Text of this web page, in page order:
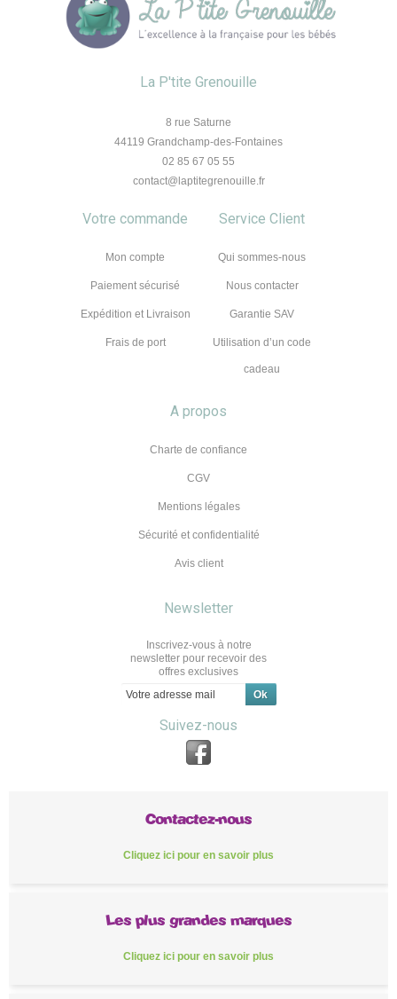
La P'tite Grenouille
8 rue Saturne
44119 Grandchamp-des-Fontaines
02 85 67 05 55
contact@laptitegrenouille.fr
Votre commande
Mon compte
Paiement sécurisé
Expédition et Livraison
Frais de port
Service Client
Qui sommes-nous
Nous contacter
Garantie SAV
Utilisation d’un code
cadeau
A propos
Charte de confiance
CGV
Mentions légales
Sécurité et confidentialité
Avis client
Newsletter
Inscrivez-vous à notre
newsletter pour recevoir des
offres exclusives
Suivez-nous
Contactez-nous
Cliquez ici pour en savoir plus
Les plus grandes marques
Cliquez ici pour en savoir plus